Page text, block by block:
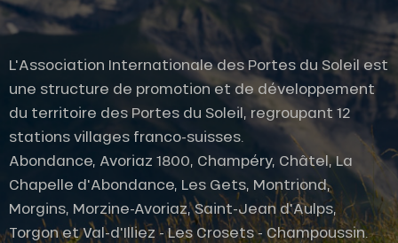
Description
Prestations
Tarifs
Ouvertures
L'Association Internationale des Portes du Soleil est
une structure de promotion et de développement
du territoire des Portes du Soleil, regroupant 12
stations villages franco-suisses.
Abondance, Avoriaz 1800, Champéry, Châtel, La
Chapelle d'Abondance, Les Gets, Montriond,
Morgins, Morzine-Avoriaz, Saint-Jean d'Aulps,
Torgon et Val-d'Illiez - Les Crosets - Champoussin.